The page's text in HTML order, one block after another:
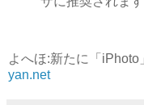
よへほ:新たに「
yan.net